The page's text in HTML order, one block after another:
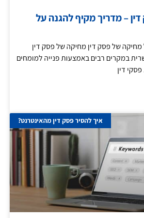
– מדריך מקיף להגנה על
של פסק דין מחיקה של פסק דין
במקרים רבים באמצעות פנייה למומחים
פסקי דין
איך להסיר פסק דין מהאינטרנט?